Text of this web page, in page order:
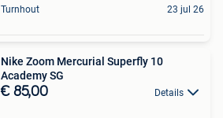
Turnhout 23 jul 26
Nike Zoom Mercurial Superfly 10
Academy SG
€ 85,00 Details